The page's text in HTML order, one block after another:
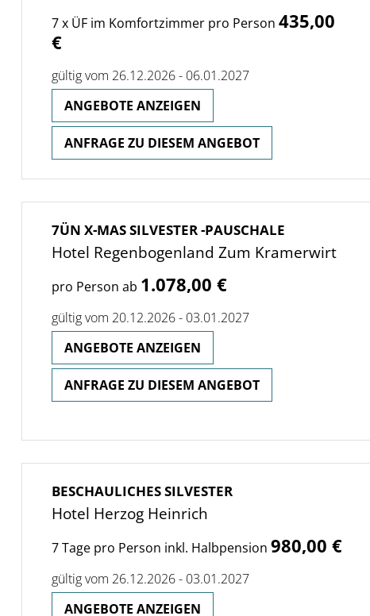
7 x ÜF im Komfortzimmer pro Person435,00
€
gültig vom 26.12.2026 - 06.01.2027
ANGEBOTE ANZEIGEN
ANFRAGE ZU DIESEM ANGEBOT
7ÜN X-MAS SILVESTER -PAUSCHALE
Hotel Regenbogenland Zum Kramerwirt
pro Person ab 1.078,00 €
gültig vom 20.12.2026 - 03.01.2027
ANGEBOTE ANZEIGEN
ANFRAGE ZU DIESEM ANGEBOT
BESCHAULICHES SILVESTER
Hotel Herzog Heinrich
7 Tage pro Person inkl. Halbpension980,00 €
gültig vom 26.12.2026 - 03.01.2027
ANGEBOTE ANZEIGEN